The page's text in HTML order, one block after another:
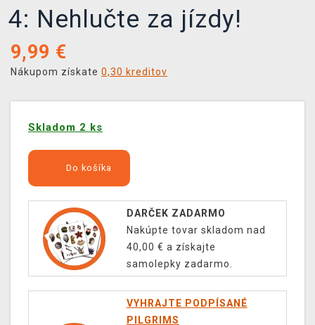
4: Nehlučte za jízdy!
9,99 €
Nákupom získate 0,30 kreditov
Skladom 2 ks
Do košíka
DARČEK ZADARMO
Nakúpte tovar skladom nad
40,00 € a získajte
samolepky zadarmo.
VYHRAJTE PODPÍSANÉ
PILGRIMS